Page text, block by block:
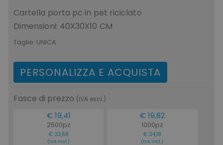
Cartella porta pc in pet riciclato
Dimensioni: 40X30X10 CM
Taglie: UNICA
PERSONALIZZA E ACQUISTA
Fasce di prezzo (IVA escl.)
€ 19,41
2500pz
€ 23,68
(IVA incl.)
€ 19,82
1000pz
€ 24,18
(IVA incl.)